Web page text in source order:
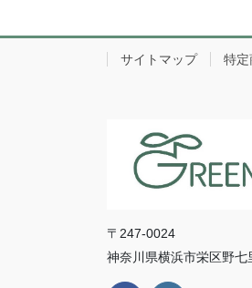
サイトマップ 特定
〒247-0024
神奈川県横浜市栄区野